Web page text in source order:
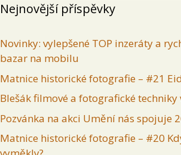
Nejnovější příspěvky
Novinky: vylepšené TOP inzeráty a
bazar na mobilu
Matnice historické fotografie – #21
Blešák filmové a fotografické techniky
Pozvánka na akci Umění nás spojuje
Matnice historické fotografie – #20